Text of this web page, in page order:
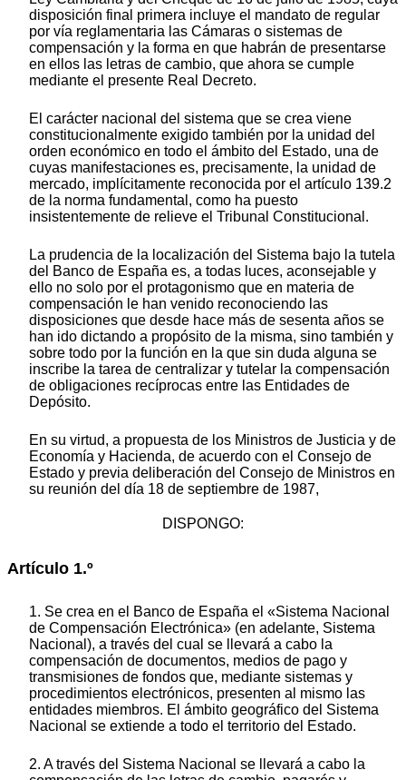
disposición final primera incluye el mandato de regular
por vía reglamentaria las Cámaras o sistemas de
compensación y la forma en que habrán de presentarse
en ellos las letras de cambio, que ahora se cumple
mediante el presente Real Decreto.
El carácter nacional del sistema que se crea viene
constitucionalmente exigido también por la unidad del
orden económico en todo el ámbito del Estado, una de
cuyas manifestaciones es, precisamente, la unidad de
mercado, implícitamente reconocida por el artículo 139.2
de la norma fundamental, como ha puesto
insistentemente de relieve el Tribunal Constitucional.
La prudencia de la localización del Sistema bajo la tutela
del Banco de España es, a todas luces, aconsejable y
ello no solo por el protagonismo que en materia de
compensación le han venido reconociendo las
disposiciones que desde hace más de sesenta años se
han ido dictando a propósito de la misma, sino también y
sobre todo por la función en la que sin duda alguna se
inscribe la tarea de centralizar y tutelar la compensación
de obligaciones recíprocas entre las Entidades de
Depósito.
En su virtud, a propuesta de los Ministros de Justicia y de
Economía y Hacienda, de acuerdo con el Consejo de
Estado y previa deliberación del Consejo de Ministros en
su reunión del día 18 de septiembre de 1987,
DISPONGO:
Artículo 1.º
1. Se crea en el Banco de España el «Sistema Nacional
de Compensación Electrónica» (en adelante, Sistema
Nacional), a través del cual se llevará a cabo la
compensación de documentos, medios de pago y
transmisiones de fondos que, mediante sistemas y
procedimientos electrónicos, presenten al mismo las
entidades miembros. El ámbito geográfico del Sistema
Nacional se extiende a todo el territorio del Estado.
2. A través del Sistema Nacional se llevará a cabo la